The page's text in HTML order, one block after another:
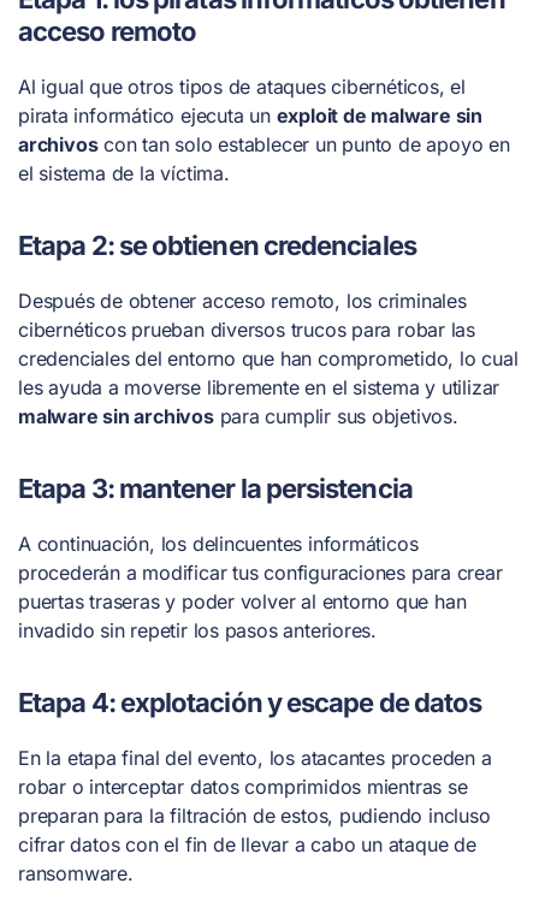
acceso remoto
Al igual que otros tipos de ataques cibernéticos, el
pirata informático ejecuta un exploit de malware sin
archivoscon tan solo establecer un punto de apoyo en
el sistema de la víctima.
Etapa 2: se obtienen credenciales
Después de obtener acceso remoto, los criminales
cibernéticos prueban diversos trucos para robar las
credenciales del entorno que han comprometido, lo cual
les ayuda a moverse libremente en el sistema y utilizar
malware sin archivospara cumplir sus objetivos.
Etapa 3: mantener la persistencia
A continuación, los delincuentes informáticos
procederán a modificar tus configuraciones para crear
puertas traseras y poder volver al entorno que han
invadido sin repetir los pasos anteriores.
Etapa 4: explotación y escape de datos
En la etapa final del evento, los atacantes proceden a
robar o interceptar datos comprimidos mientras se
preparan para la filtración de estos, pudiendo incluso
cifrar datos con el fin de llevar a cabo un ataque de
ransomware.